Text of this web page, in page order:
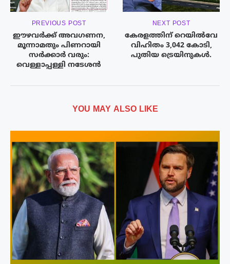
PREVIOUS POST
ഈഴവർക്ക് അവ​ഗണന,
മൂന്നാമതും പിണറായി
സർക്കാർ വരും:
വെള്ളാപ്പള്ളി നടേശൻ
NEXT POST
കേരളത്തിന് റെയിൽവേ
വിഹിതം 3,042 കോടി,
പുതിയ ട്രെയിനുകൾ.
YOU MAY ALSO LIKE